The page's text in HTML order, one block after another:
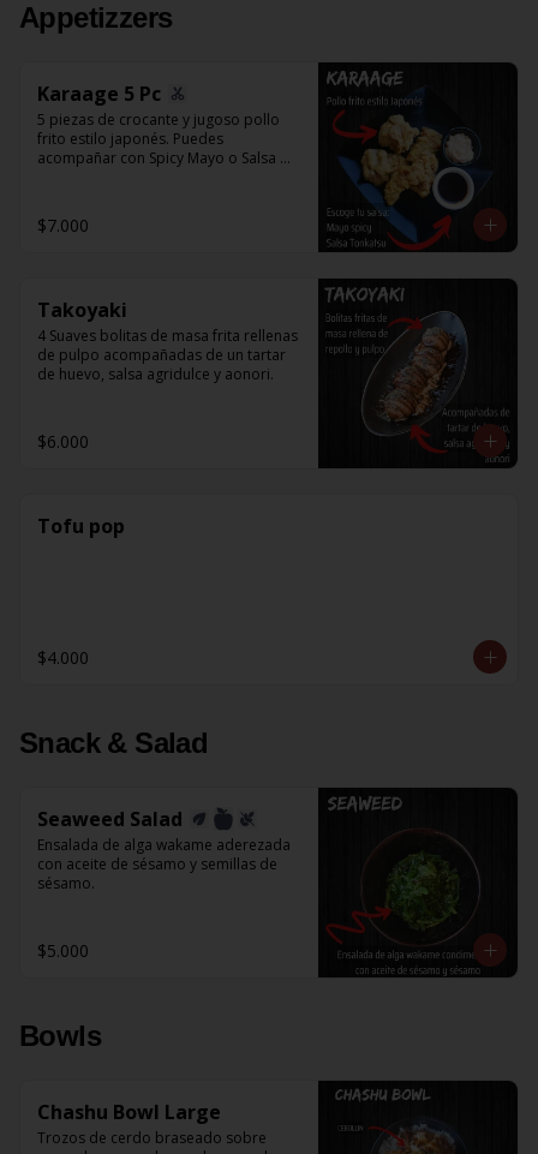
Appetizzers
Karaage 5 Pc
5 piezas de crocante y jugoso pollo
frito estilo japonés. Puedes
acompañar con Spicy Mayo o Salsa
$7.000
Takoyaki
4 Suaves bolitas de masa frita rellenas
de pulpo acompañadas de un tartar
de huevo, salsa agridulce y aonori.
$6.000
Tofu pop
$4.000
Snack & Salad
Seaweed Salad
Ensalada de alga wakame aderezada
con aceite de sésamo y semillas de
sésamo.
$5.000
Bowls
Chashu Bowl Large
Trozos de cerdo braseado sobre